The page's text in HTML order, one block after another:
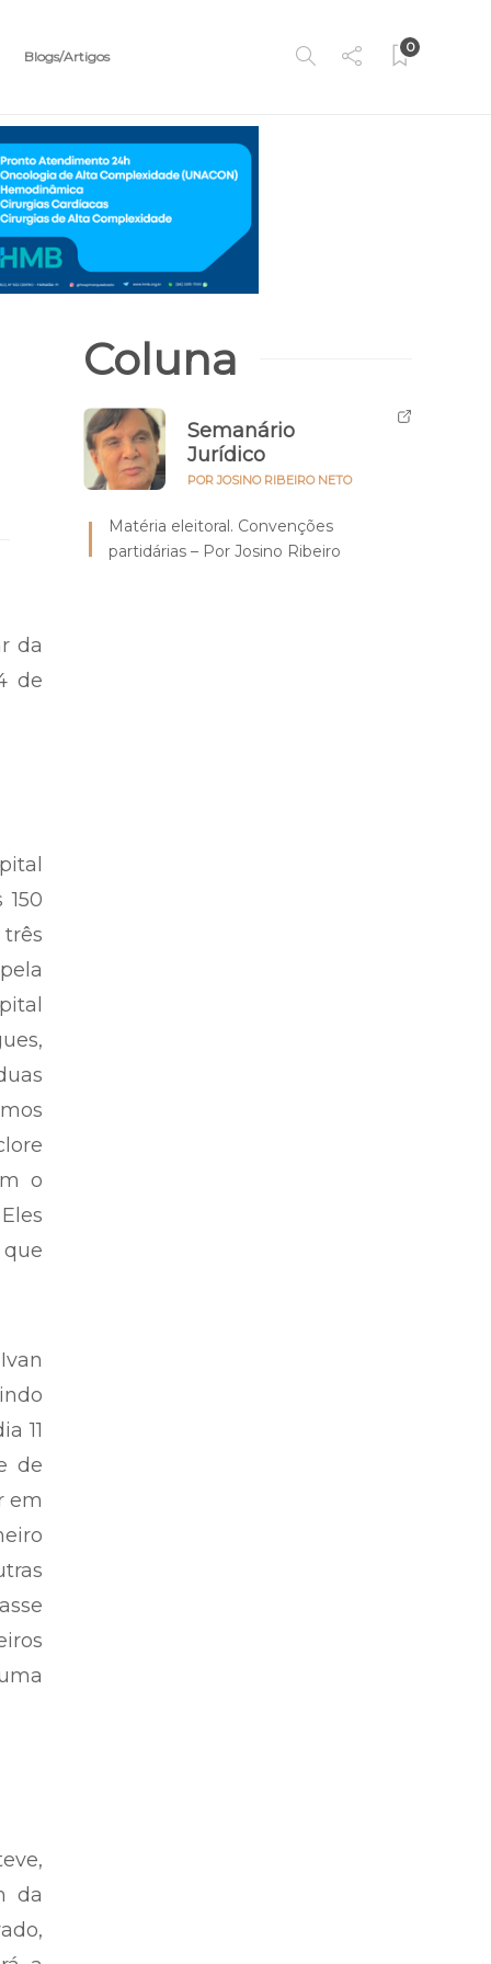
Blogs/Artigos
0
da
de
o
11
de
em
da
Coluna
Semanário
Jurídico
POR JOSINO RIBEIRO NETO
Matéria eleitoral. Convenções
partidárias – Por Josino Ribeiro